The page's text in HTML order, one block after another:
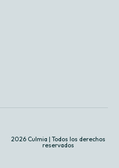
2026 Culmia | Todos los derechos
reservados